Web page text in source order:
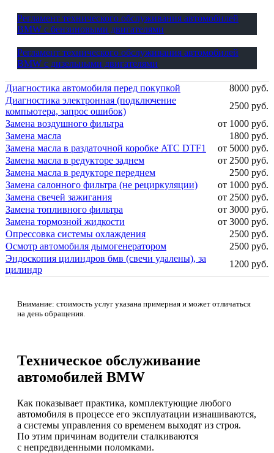
Регламент технического обслуживания автомобилей
BMW с бензиновыми двигателями
Регламент технического обслуживания автомобилей
BMW с дизельными двигателями
Диагностика автомобиля перед покупкой
8000 руб.
Диагностика электронная (подключение
компьютера, запрос ошибок)
2500 руб.
Замена воздушного фильтра
от 1000 руб.
Замена масла
1800 руб.
Замена масла в раздаточной коробке ATC DTF1
от 5000 руб.
Замена масла в редукторе заднем
от 2500 руб.
Замена масла в редукторе переднем
2500 руб.
Замена салонного фильтра (не рециркуляции)
от 1000 руб.
Замена свечей зажигания
от 2500 руб.
Замена топливного фильтра
от 3000 руб.
Замена тормозной жидкости
от 3000 руб.
Опрессовка системы охлаждения
2500 руб.
Осмотр автомобиля дымогенератором
2500 руб.
Эндоскопия цилиндров бмв (свечи удалены), за
цилиндр
1200 руб.
Внимание: стоимость услуг указана примерная и может отличаться
на день обращения.
Техническое обслуживание
автомобилей BMW
Как показывает практика, комплектующие любого
автомобиля в процессе его эксплуатации изнашиваются,
а системы управления со временем выходят из строя.
По этим причинам водители сталкиваются
с непредвиденными поломками.